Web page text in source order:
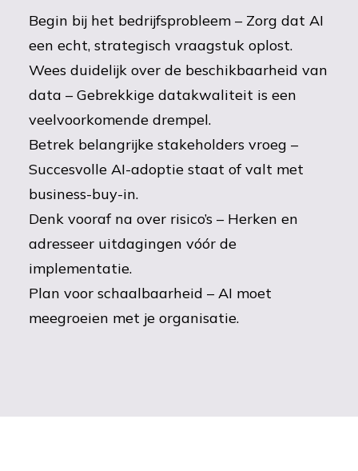
Begin bij het bedrijfsprobleem – Zorg dat AI
een echt, strategisch vraagstuk oplost.
Wees duidelijk over de beschikbaarheid van
data – Gebrekkige datakwaliteit is een
veelvoorkomende drempel.
Betrek belangrijke stakeholders vroeg –
Succesvolle AI-adoptie staat of valt met
business-buy-in.
Denk vooraf na over risico’s – Herken en
adresseer uitdagingen vóór de
implementatie.
Plan voor schaalbaarheid – AI moet
meegroeien met je organisatie.